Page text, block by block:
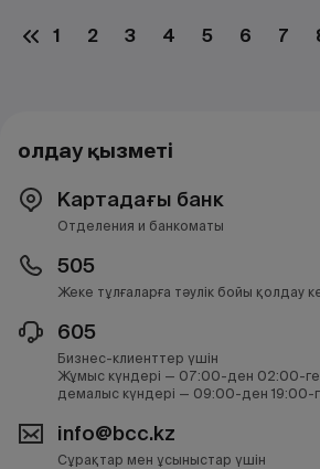
1 2 3 4 5 6 7
Қолдау қызметі
Картадағы банк
Отделения и банкоматы
505
Жеке тұлғаларға тәулік бойы қолдау
605
Бизнес-клиенттер үшін
Жұмыс күндері — 07:00-ден 02:00-ге
демалыс күндері — 09:00-ден 19:00-
info@bcc.kz
Сұрақтар мен ұсыныстар үшін